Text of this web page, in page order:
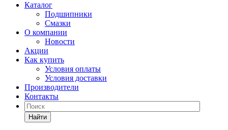
Каталог
Подшипники
Смазки
О компании
Новости
Акции
Как купить
Условия оплаты
Условия доставки
Производители
Контакты
Найти